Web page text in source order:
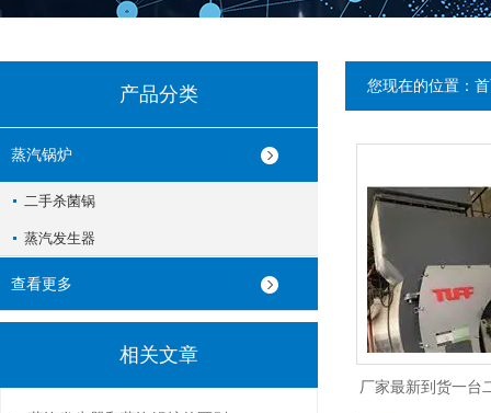
产品分类
蒸汽锅炉
二手杀菌锅
蒸汽发生器
查看更多
相关文章
您现在的位置：
厂家最新到货一台